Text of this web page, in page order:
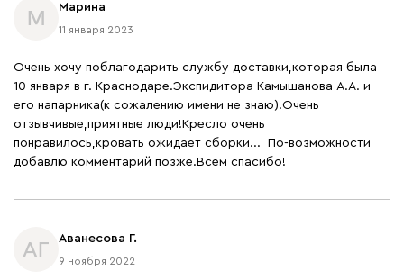
М
Марина
11 января 2023
Очень хочу поблагодарить службу доставки,которая была
10 января в г. Краснодаре.Экспидитора Камышанова А.А. и
его напарника(к сожалению имени не знаю).Очень
отзывчивые,приятные люди!Кресло очень
понравилось,кровать ожидает сборки... По-возможности
добавлю комментарий позже.Всем спасибо!
АГ
Аванесова Г.
9 ноября 2022